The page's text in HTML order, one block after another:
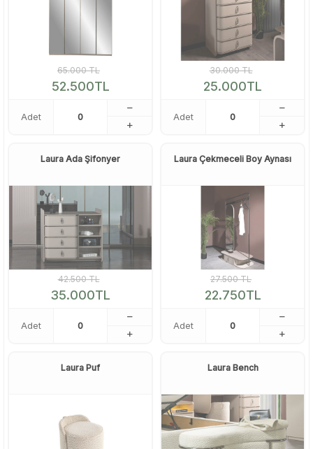
65.000TL
52.500TL
Adet
30.000TL
25.000TL
Adet
Laura Ada Şifonyer
42.500TL
35.000TL
Adet
Laura Çekmeceli Boy Aynası
27.500TL
22.750TL
Adet
Laura Puf Laura Bench